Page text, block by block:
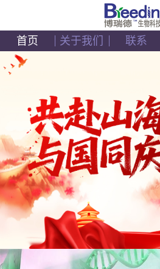
首页 关于我们 联系